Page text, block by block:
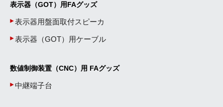
表示器（GOT）用FAグッズ
表示器用盤面取付スピーカ
表示器（GOT）用ケーブル
数値制御装置（CNC）用 FAグッズ
中継端子台